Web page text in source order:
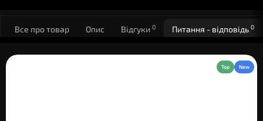
Все про товар Опис Відгуки 0 Питання - відповідь 0
Top New